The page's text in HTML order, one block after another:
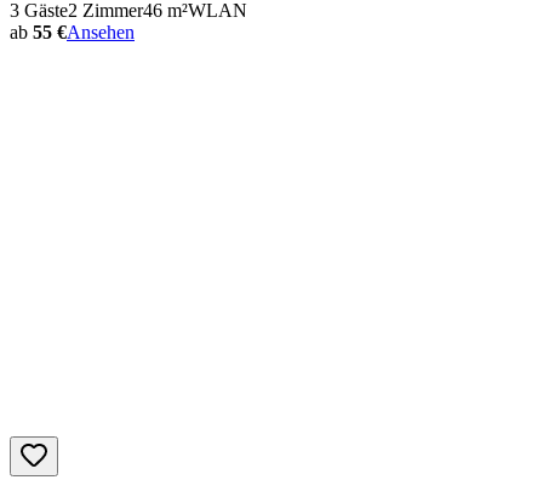
3 Gäste2 Zimmer46 m²WLAN
ab 55 €Ansehen